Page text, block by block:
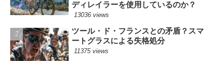
ディレイラーを使用しているのか？
13036 views
ツール・ド・フランスとの矛盾？スマ
ートグラスによる失格処分
11375 views